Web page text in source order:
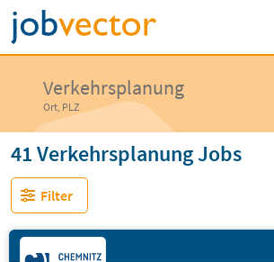
Verkehrsplanung
Ort, PLZ
41 Verkehrsplanung Jobs
Filter